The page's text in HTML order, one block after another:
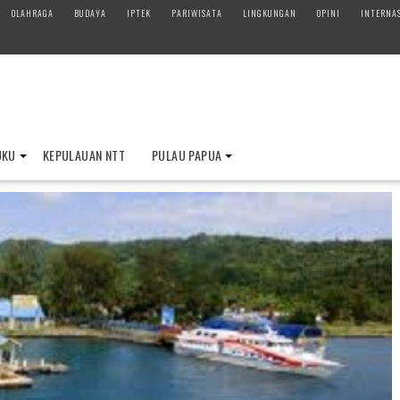
OLAHRAGA BUDAYA IPTEK PARIWISATA LINGKUNGAN OPINI
KEPULAUAN NTT PULAU PAPUA